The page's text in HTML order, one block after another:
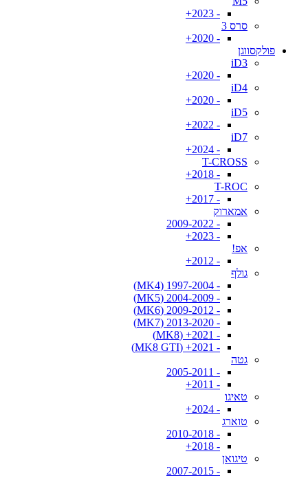
- 2023+
סרס 3
- 2020+
פולקסווגן
iD3
- 2020+
iD4
- 2020+
iD5
- 2022+
iD7
- 2024+
T-CROSS
- 2018+
T-ROC
- 2017+
אמארוק
- 2009-2022
- 2023+
אפ!
- 2012+
גולף
- 1997-2004 (MK4)
- 2004-2009 (MK5)
- 2009-2012 (MK6)
- 2013-2020 (MK7)
- 2021+ (MK8)
- 2021+ (MK8 GTI)
גטה
- 2005-2011
- 2011+
טאיגו
- 2024+
טוארג
- 2010-2018
- 2018+
טיגואן
- 2007-2015